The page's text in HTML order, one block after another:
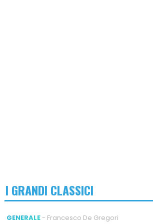
I GRANDI CLASSICI
GENERALE- Francesco De Gregori